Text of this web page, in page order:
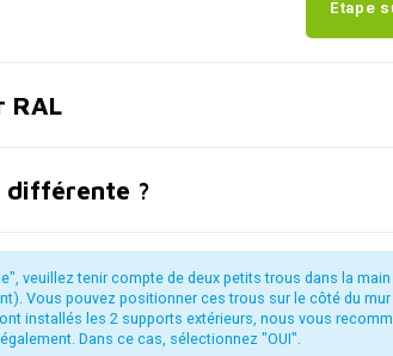
Étape
RAL
différente ?
veuillez tenir compte de deux petits trous dans la
Vous pouvez positionner ces trous sur le côté du
installés les 2 supports extérieurs, nous vous
Dans ce cas, sélectionnez "OUI".